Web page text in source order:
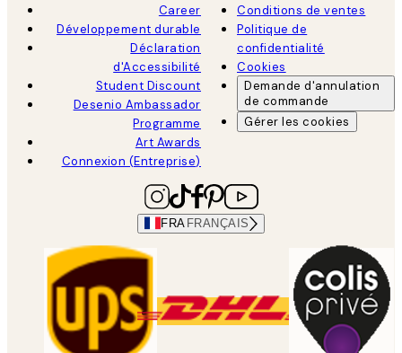
Career
Développement durable
Déclaration
d'Accessibilité
Student Discount
Desenio Ambassador
Programme
Art Awards
Connexion (Entreprise)
Conditions de ventes
Politique de
confidentialité
Cookies
Demande d'annulation
de commande
Gérer les cookies
FRA FRANÇAIS